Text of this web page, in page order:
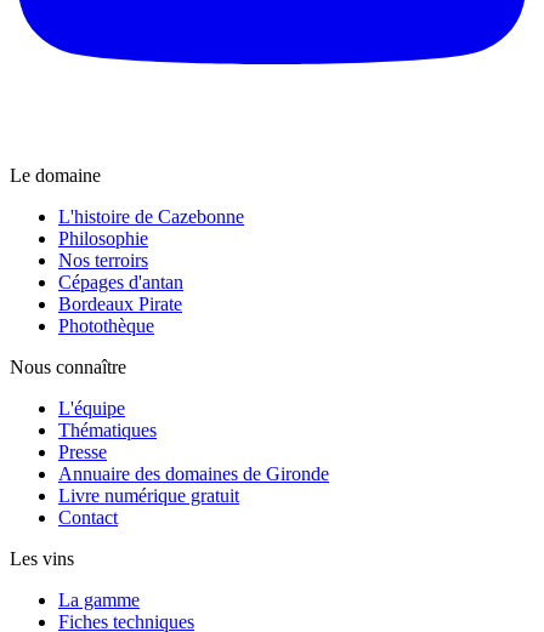
Le domaine
L'histoire de Cazebonne
Philosophie
Nos terroirs
Cépages d'antan
Bordeaux Pirate
Photothèque
Nous connaître
L'équipe
Thématiques
Presse
Annuaire des domaines de Gironde
Livre numérique gratuit
Contact
Les vins
La gamme
Fiches techniques